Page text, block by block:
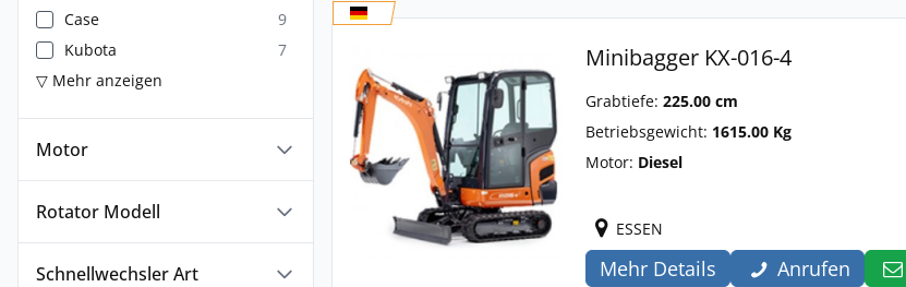
Case
9
Kubota
7
▽ Mehr anzeigen
Motor
Rotator Modell
Schnellwechsler Art
Minibagger KX-016-4
Grabtiefe: 225.00 cm
Betriebsgewicht: 1615.00 Kg
Motor: Diesel
ESSEN
Mehr Details Anrufen